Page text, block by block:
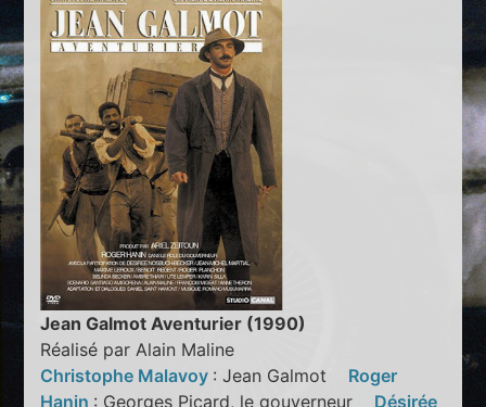
Jean Galmot Aventurier (1990)
Réalisé par Alain Maline
Christophe Malavoy : Jean Galmot Roger
Hanin : Georges Picard, le gouverneur Désirée